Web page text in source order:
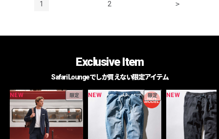
1 2 >
Exclusive Item
Safari Loungeでしか買えない限定アイテム
NEW 限定 NEW 限定 NEW